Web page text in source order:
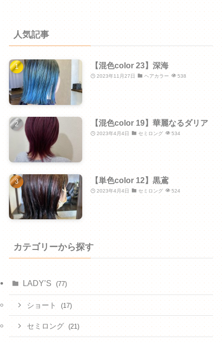
人気記事
【混色color 23】深海
2023年11月27日 ヘアカラー 538
【混色color 19】華麗なるダリア
2023年4月4日 セミロング 534
【単色color 12】黒鳶
2023年4月4日 セミロング 524
カテゴリーから探す
LADY’S (77)
ショート (17)
セミロング (21)